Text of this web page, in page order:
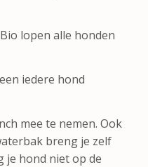
lopen alle honden
iedere hond
mee te nemen. Ook
breng je zelf
je hond niet op de